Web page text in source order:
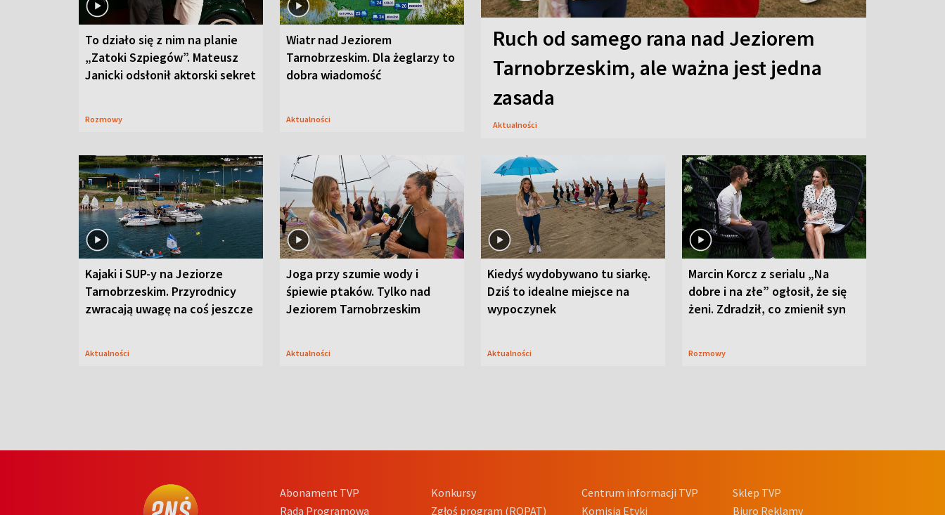
To działo się z nim na planie
„Zatoki Szpiegów”. Mateusz
Janicki odsłonił aktorski sekret
Rozmowy
Wiatr nad Jeziorem
Tarnobrzeskim. Dla żeglarzy to
dobra wiadomość
Aktualności
Ruch od samego rana nad Jeziorem
Tarnobrzeskim, ale ważna jest jedna
zasada
Aktualności
Kajaki i SUP-y na Jeziorze
Tarnobrzeskim. Przyrodnicy
zwracają uwagę na coś jeszcze
Aktualności
Joga przy szumie wody i
śpiewie ptaków. Tylko nad
Jeziorem Tarnobrzeskim
Aktualności
Kiedyś wydobywano tu siarkę.
Dziś to idealne miejsce na
wypoczynek
Aktualności
Marcin Korcz z serialu „Na
dobre i na złe” ogłosił, że się
żeni. Zdradził, co zmienił syn
Rozmowy
Abonament TVP
Rada Programowa
Konkursy
Zgłoś program (ROPAT)
Centrum informacji TVP
Komisja Etyki
Sklep TVP
Biuro Reklamy